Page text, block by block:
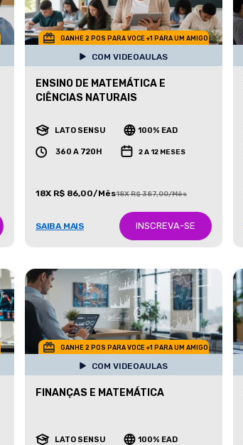
GANHE 2 POS PARA VOCE +1 PARA UM AMIGO
COM VIDEOAULAS
ENSINO DE MATEMÁTICA E
CIÊNCIAS NATURAIS
LATO SENSU 100% EAD
360 A 720H 2 A 12 MESES
18X R$ 86,00/Mês18X R$ 387,00/Mês
SAIBA MAIS INSCREVA-SE
GANHE 2 POS PARA VOCE +1 PARA UM AMIGO
COM VIDEOAULAS
FINANÇAS E MATEMÁTICA
LATO SENSU 100% EAD